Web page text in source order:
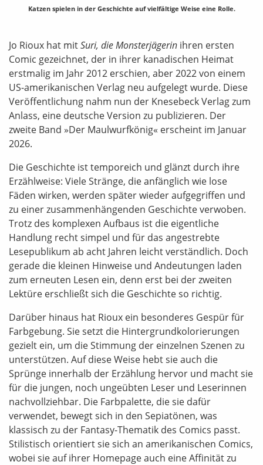
Katzen spielen in der Geschichte auf vielfältige Weise eine Rolle.
Jo Rioux hat mitSuri, die Monsterjägerin ihren ersten
Comic gezeichnet, der in ihrer kanadischen Heimat
erstmalig im Jahr 2012 erschien, aber 2022 von einem
US-amerikanischen Verlag neu aufgelegt wurde. Diese
Veröffentlichung nahm nun der Knesebeck Verlag zum
Anlass, eine deutsche Version zu publizieren. Der
zweite Band »Der Maulwurfkönig« erscheint im Januar
2026.
Die Geschichte ist temporeich und glänzt durch ihre
Erzählweise: Viele Stränge, die anfänglich wie lose
Fäden wirken, werden später wieder aufgegriffen und
zu einer zusammenhängenden Geschichte verwoben.
Trotz des komplexen Aufbaus ist die eigentliche
Handlung recht simpel und für das angestrebte
Lesepublikum ab acht Jahren leicht verständlich. Doch
gerade die kleinen Hinweise und Andeutungen laden
zum erneuten Lesen ein, denn erst bei der zweiten
Lektüre erschließt sich die Geschichte so richtig.
Darüber hinaus hat Rioux ein besonderes Gespür für
Farbgebung. Sie setzt die Hintergrundkolorierungen
gezielt ein, um die Stimmung der einzelnen Szenen zu
unterstützen. Auf diese Weise hebt sie auch die
Sprünge innerhalb der Erzählung hervor und macht sie
für die jungen, noch ungeübten Leser und Leserinnen
nachvollziehbar. Die Farbpalette, die sie dafür
verwendet, bewegt sich in den Sepiatönen, was
klassisch zu der Fantasy-Thematik des Comics passt.
Stilistisch orientiert sie sich an amerikanischen Comics,
wobei sie auf ihrer Homepage auch eine Affinität zu